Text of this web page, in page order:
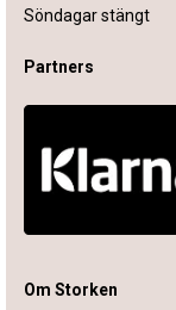
Söndagar stängt
Partners
Om Storken